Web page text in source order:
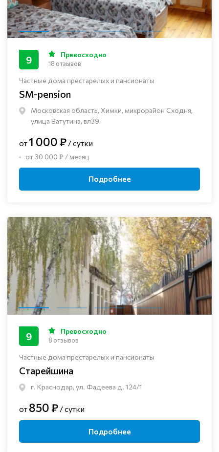
Частные дома престарелых и пансионаты
SM-pension
Московская область, Химки, микрорайон Сходня,
улица Ватутина, вл39
9 Превосходно
18 отзывов
от1 000 ₽ / сутки
от 30 000 ₽ / месяц
Подробнее
Частные дома престарелых и пансионаты
Старейшина
г. Краснодар, ул. Фадеева д. 124/1
9 Превосходно
8 отзывов
от 850 ₽ / сутки
Подробнее